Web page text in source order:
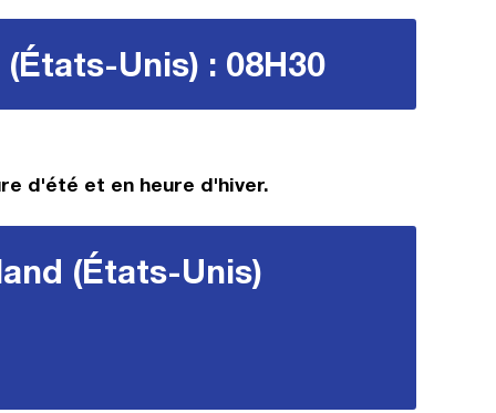
Unis) : 08H30
d'été et en heure d'hiver.
(États-Unis)